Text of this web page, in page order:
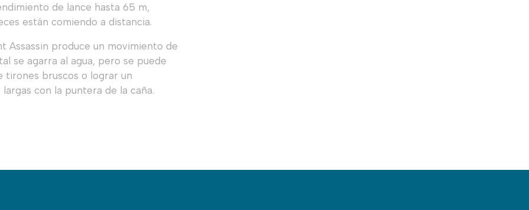
de lance hasta 65 m,
están comiendo a distancia.
Assassin produce un movimiento de
se agarra al agua, pero se puede
tirones bruscos o lograr un
con la puntera de la caña.